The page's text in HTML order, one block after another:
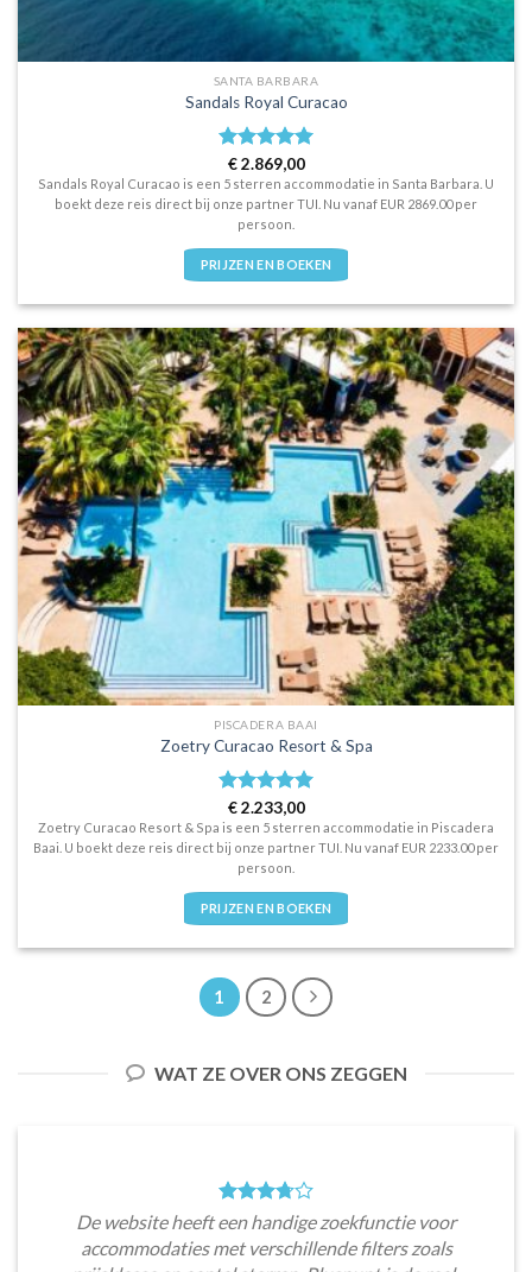
SANTA BARBARA
Sandals Royal Curacao
Waardering
5uit 5
€2.869,00
Sandals Royal Curacao is een 5 sterren accommodatie in Santa Barbara. U
boekt deze reis direct bij onze partner TUI. Nu vanaf EUR 2869.00 per
persoon.
PRIJZEN EN BOEKEN
PISCADERA BAAI
Zoetry Curacao Resort & Spa
Waardering
5uit 5
€2.233,00
Zoetry Curacao Resort & Spa is een 5 sterren accommodatie in Piscadera
Baai. U boekt deze reis direct bij onze partner TUI. Nu vanaf EUR 2233.00 per
persoon.
PRIJZEN EN BOEKEN
1 2
WAT ZE OVER ONS ZEGGEN
De website heeft een handige zoekfunctie voor
accommodaties met verschillende filters zoals